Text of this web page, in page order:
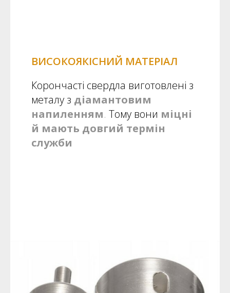
ВИСОКОЯКІСНИЙ МАТЕРІАЛ
Корончасті свердла виготовлені з
металу з діамантовим
напиленням. Тому вони міцні
й мають довгий термін
служби